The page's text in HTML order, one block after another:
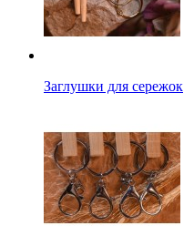
Заглушки для сережок